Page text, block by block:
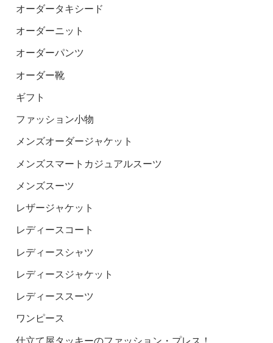
オーダータキシード
オーダーニット
オーダーパンツ
オーダー靴
ギフト
ファッション小物
メンズオーダージャケット
メンズスマートカジュアルスーツ
メンズスーツ
レザージャケット
レディースコート
レディースシャツ
レディースジャケット
レディーススーツ
ワンピース
仕立て屋タッキーのファッション・プレス！